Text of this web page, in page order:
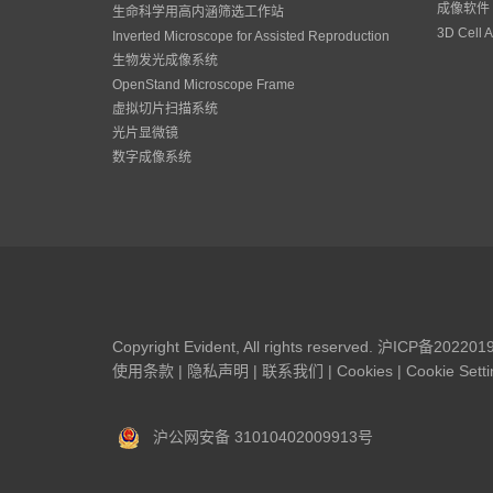
生命科学用高内涵筛选工作站
Inverted Microscope for Assisted Reproduction
生物发光成像系统
OpenStand Microscope Frame
虚拟切片扫描系统
光片显微镜
数字成像系统
成像软件
3D Cell
Copyright Evident, All rights reserved. 沪ICP备
使用条款 | 隐私声明 | 联系我们 | Cookies | Cookie
沪公网安备 31010402009913号